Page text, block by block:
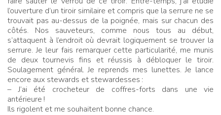
l’ouverture d’un tiroir similaire et compris que la serrure ne se
trouvait pas au-dessus de la poignée, mais sur chacun des
côtés. Nos sauveteurs, comme nous tous au début,
s’attaquent à l’endroit où devrait logiquement se trouver la
serrure. Je leur fais remarquer cette particularité, me munis
de deux tournevis fins et réussis à débloquer le tiroir.
Soulagement général. Je reprends mes lunettes. Je lance
encore aux stewards et stewardesses :
– J’ai été crocheteur de coffres-forts dans une vie
antérieure !
Ils rigolent et me souhaitent bonne chance.